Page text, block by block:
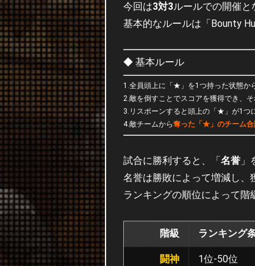
今回は3対3ルールでの開催と
基本的なルールは「Bounty
◆ 基本ルール
1.全員頭上に「★」を1つ持った状態か
2.敵を倒すことでスコアを獲得でき、
3.リスポーンすると頭上の「★」が1つ
4.敵チームから奪った「★」のチーム合
試合に勝利すると、「 名誉 」
名誉は勝敗によって増減し、
ランキングの順位によって
階級 ランキング
闘神 1位-50位